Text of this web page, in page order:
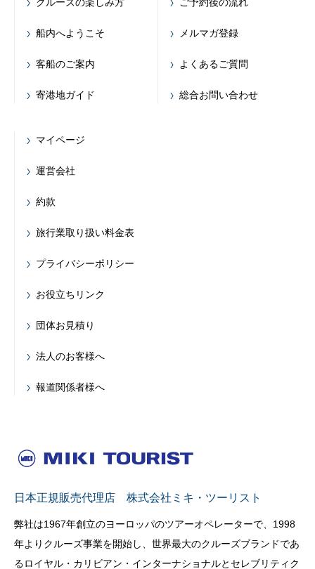
クルーズの楽しみ方
船内へようこそ
客船のご案内
寄港地ガイド
ご予約後の流れ
メルマガ登録
よくあるご質問
総合お問い合わせ
マイページ
運営会社
約款
旅行業取り扱い料金表
プライバシーポリシー
お役立ちリンク
団体お見積り
法人のお客様へ
報道関係者様へ
日本正規販売代理店 株式会社ミキ・ツーリスト
弊社は1967年創立のヨーロッパのツアーオペレーターで、1998
年よりクルーズ事業を開始し、世界最大のクルーズブランドであ
るロイヤル・カリビアン・インターナショナルとセレブリティク